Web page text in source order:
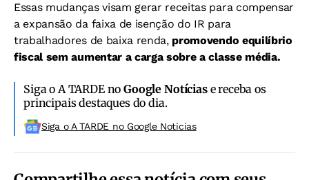
Essas mudanças visam gerar receitas para compensar
a expansão da faixa de isenção do IR para
trabalhadores de baixa renda, promovendo equilíbrio
fiscal sem aumentar a carga sobre a classe média.
Siga o A TARDE noGoogle Notíciase receba os
principais destaques do dia.
Siga o A TARDE no Google Noticias